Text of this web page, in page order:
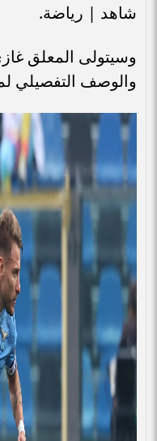
شاهد | رياضة.
وسيتولى المعلق
والوصف التفصيلي